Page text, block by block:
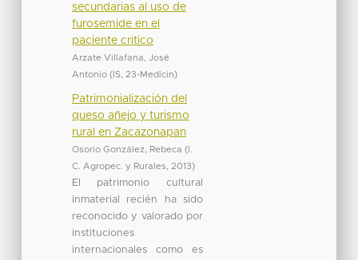
secundarias al uso de
furosemide en el
paciente critico
Arzate Villafana, José
Antonio (IS, 23-Medicin)
Patrimonialización del
queso añejo y turismo
rural en Zacazonapan
Osorio González, Rebeca (I.
C. Agropec. y Rurales
2013)
El patrimonio cultural
inmaterial recién ha sido
reconocido y valorado por
instituciones
internacionales como es